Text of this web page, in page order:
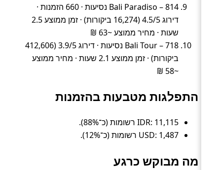
Bali Paradiso – 814 נסיעות · 660 הזמנות ·
דירוג 4.5/5 (16,274 ביקורות) · זמן ממוצע 2.5
שעות · מחיר ממוצע ~63 ₪
Bali Tour – 718 נסיעות · דירוג 3.9/5 (412,606
ביקורות) · זמן ממוצע 2.1 שעות · מחיר ממוצע
~58 ₪
התפלגות מטבעות בהזמנות
IDR: 11,115 רשומות (כ־88%).
USD: 1,487 רשומות (כ־12%).
מה מבוקש כרגע